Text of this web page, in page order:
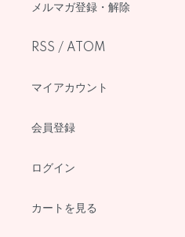
メルマガ登録・解除
RSS / ATOM
マイアカウント
会員登録
ログイン
カートを見る